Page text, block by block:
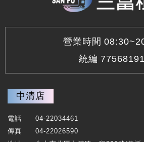
營業時間
統編 77568191
中清店
電話
04-22034461
傳真
04-22026590